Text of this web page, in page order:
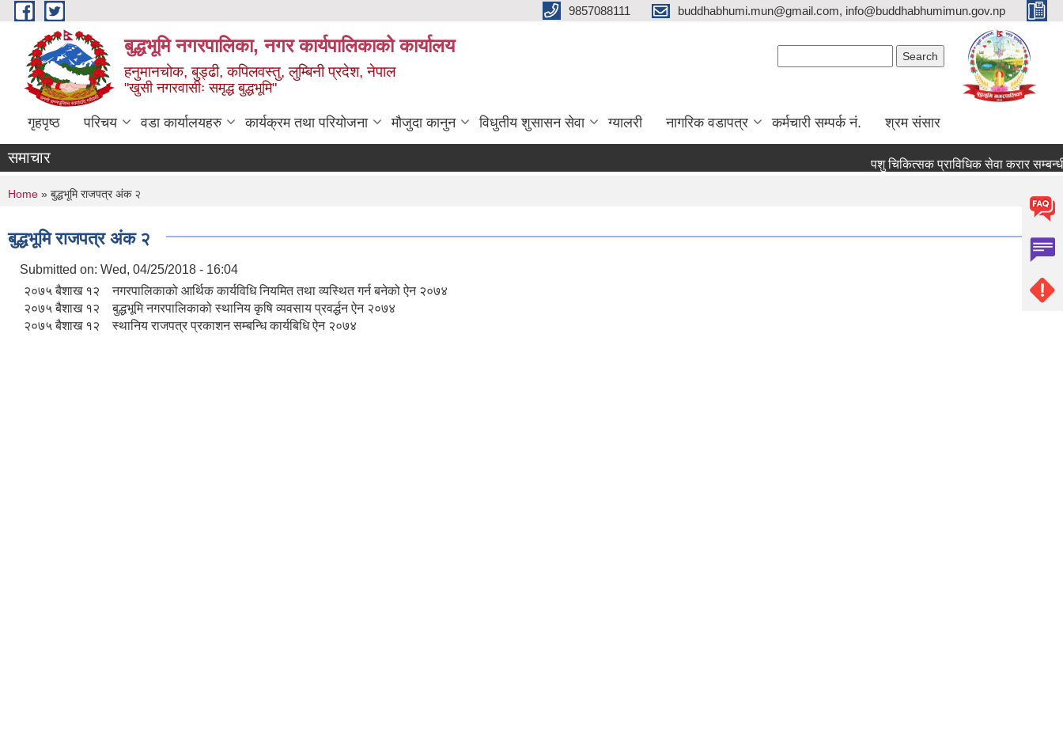
Skip to main content 9857088111 buddhabhumi.mun@gmail.com, info@buddhabhumimun.gov.np
बुद्धभूमि नगरपालिका, नगर कार्यपालिकाको कार्यालय
हनुमानचोक, बुड्ढी, कपिलवस्तु, लुम्बिनी प्रदेश, नेपाल
"खुसी नगरवासीः समृद्ध बुद्धभूमि"
गृहपृष्ठ परिचय वडा कार्यालयहरु कार्यक्रम तथा परियोजना मौजुदा कानुन विधुतीय शुसासन सेवा ग्यालरी नागरिक वडापत्र कर्मचारी सम्पर्क नं. श्रम संसार
समाचार पशु चिकित्सक प्राविधिक सेवा करार सम्बन्धी
You are here
Home » बुद्धभूमि राजपत्र अंक २
बुद्धभूमि राजपत्र अंक २
Submitted on: Wed, 04/25/2018 - 16:04
२०७५ बैशाख १२ नगरपालिकाको आर्थिक कार्यविधि नियमित तथा व्यस्थित गर्न बनेको ऐन २०७४
२०७५ बैशाख १२ बुद्धभूमि नगरपालिकाको स्थानिय कृषि व्यवसाय प्रवर्द्धन ऐन २०७४
२०७५ बैशाख १२ स्थानिय राजपत्र प्रकाशन सम्बन्धि कार्यबिधि ऐन २०७४